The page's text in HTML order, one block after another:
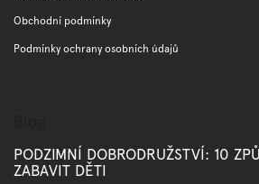
Obchodní podmínky
Podmínky ochrany osobních údajů
PODZIMNÍ DOBRODRUŽSTVÍ: 10
ZABAVIT DĚTI